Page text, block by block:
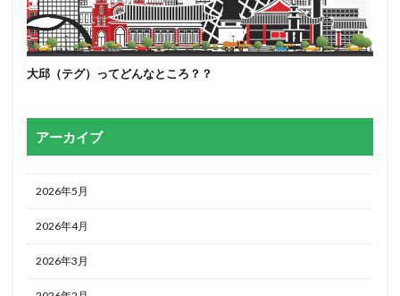
大邱（テグ）ってどんなところ？？
アーカイブ
2026年5月
2026年4月
2026年3月